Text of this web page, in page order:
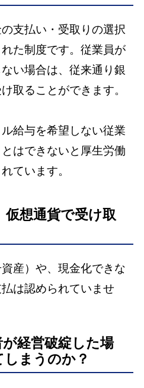
支払い・受取りの選択
た制度です。従業員が
い場合は、従来通り銀
取ることができます。
給与を希望しない従業
はできないと厚生労働
ています。
想通貨で受け取
産）や、現金化できな
は認められていませ
経営破綻した場
まうのか？